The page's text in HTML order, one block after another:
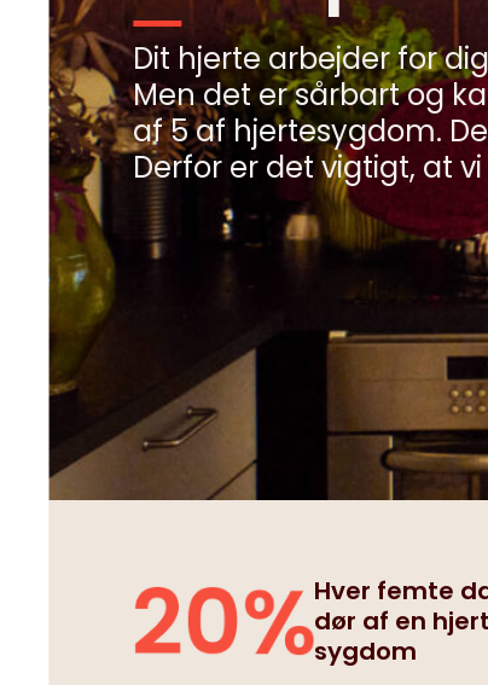
Minibøger
Om livet med hjertesygdom
Dit hjerte arbejder for
Men det er sårbart og
af 5 af hjertesygdom.
Derfor er det vigtigt, at
Hver femte
dør af en
sygdom